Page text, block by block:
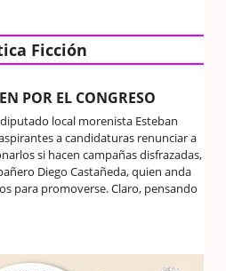
Ficción
POR EL CONGRESO
local morenista Esteban
a candidaturas renunciar a
si hacen campañas disfrazadas,
Diego Castañeda, quien anda
para promoverse. Claro, pensando